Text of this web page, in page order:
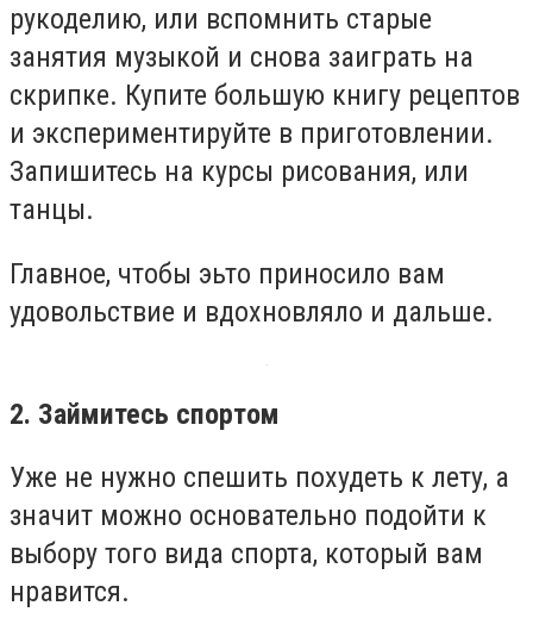
рукоделию, или вспомнить старые
занятия музыкой и снова заиграть на
скрипке. Купите большую книгу рецептов
и экспериментируйте в приготовлении.
Запишитесь на курсы рисования, или
танцы.
Главное, чтобы эьто приносило вам
удовольствие и вдохновляло и дальше.
2. Займитесь спортом
Уже не нужно спешить похудеть к лету, а
значит можно основательно подойти к
выбору того вида спорта, который вам
нравится.